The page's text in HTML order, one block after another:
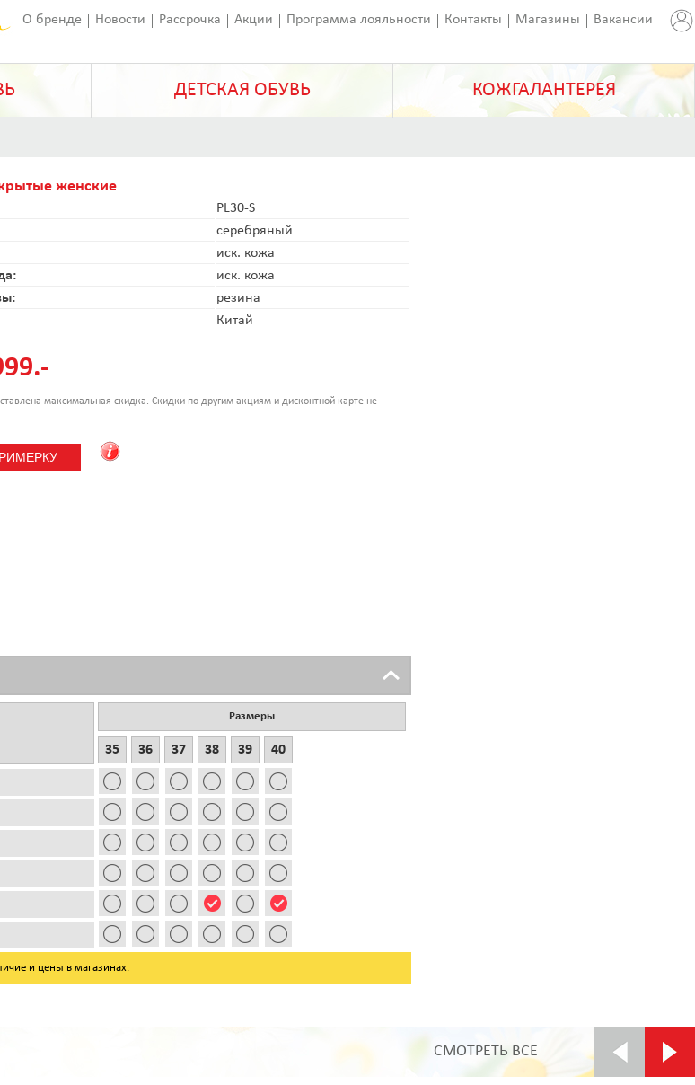
О бренде Новости Рассрочка Акции Программа лояльности Контакты Магазины Вакансии
ДЕТСКАЯ ОБУВЬ КОЖГАЛАНТЕРЕЯ
женские
PL30-S
серебряный
иск. кожа
иск. кожа
резина
Китай
максимальная скидка. Скидки по другим акциям и дисконтной карте не
Размеры
35 36 37 38 39 40
и цены в магазинах.
СМОТРЕТЬ ВСЕ